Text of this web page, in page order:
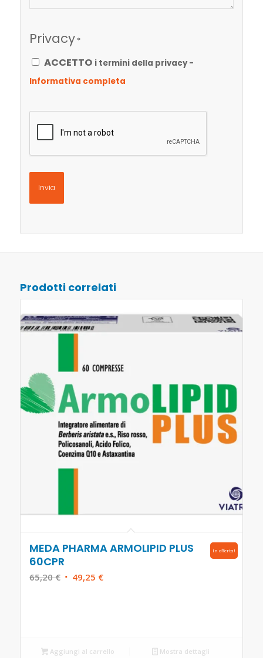
Privacy *
ACCETTO i termini della privacy -
Informativa completa
Prodotti correlati
MEDA PHARMA ARMOLIPID PLUS
60CPR
65,20€ Il 49,25 €Il
In offerta!
Aggiungi al carrello Mostra dettagli